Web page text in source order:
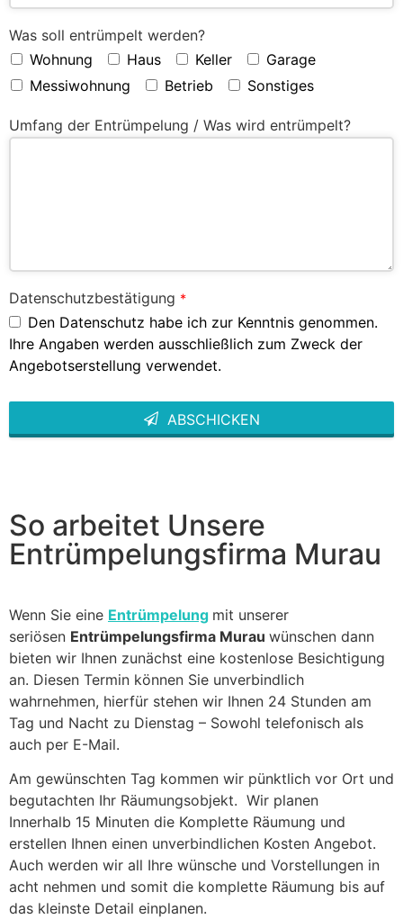
Was soll entrümpelt werden?
Wohnung
Haus Keller
Garage
Messiwohnung
Betrieb Sonstiges
Umfang der Entrümpelung / Was wird entrümpelt?
Datenschutzbestätigung *
Den Datenschutz habe ich zur Kenntnis genommen.
Ihre Angaben werden ausschließlich zum Zweck der
Angebotserstellung verwendet.
ABSCHICKEN
blank
So arbeitet Unsere
Entrümpelungsfirma Murau
Wenn Sie eine Entrümpelung mit unserer
seriösen Entrümpelungsfirma Murau wünschen dann
bieten wir Ihnen zunächst eine kostenlose Besichtigung
an. Diesen Termin können Sie unverbindlich
wahrnehmen, hierfür stehen wir Ihnen 24 Stunden am
Tag und Nacht zu Dienstag – Sowohl telefonisch als
auch per E-Mail.
Am gewünschten Tag kommen wir pünktlich vor Ort und
begutachten Ihr Räumungsobjekt. Wir planen
Innerhalb 15 Minuten die Komplette Räumung und
erstellen Ihnen einen unverbindlichen Kosten Angebot.
Auch werden wir all Ihre wünsche und Vorstellungen in
acht nehmen und somit die komplette Räumung bis auf
das kleinste Detail einplanen.